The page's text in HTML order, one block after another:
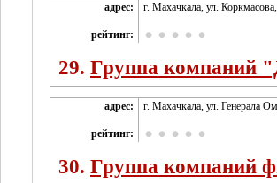
адрес: г. Махачкала, ул.
рейтинг:
29. Группа компаний
адрес: г. Махачкала, ул. Генерала
рейтинг:
30. Группа компаний